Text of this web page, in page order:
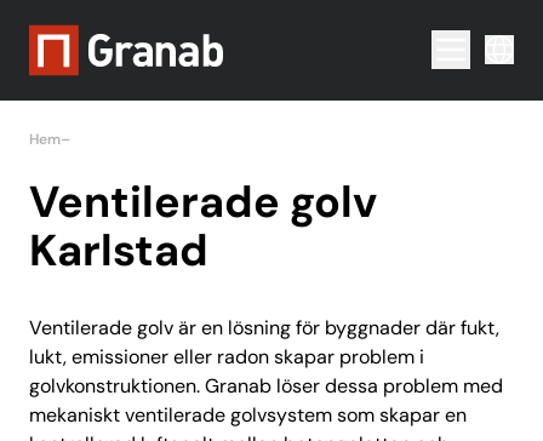
Menu
Hem–
Ventilerade golv
Karlstad
Ventilerade golv är en lösning för byggnader där fukt,
lukt, emissioner eller radon skapar problem i
golvkonstruktionen. Granab löser dessa problem med
mekaniskt ventilerade golvsystem som skapar en